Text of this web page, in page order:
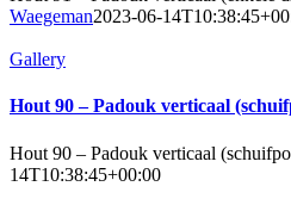
Waegeman2023-06-
Gallery
Hout 90 – Padouk verticaal
Hout 90 – Padouk verticaal
14T10:38:45+00:00